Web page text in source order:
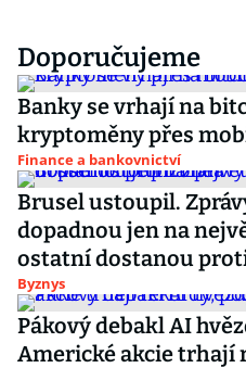
Doporučujeme
Banky se vrhají na
kryptoměny přes
Finance a bankovnictví
Brusel ustoupil.
dopadnou jen na
ostatní dostanou
Byznys
Pákový debakl AI
Americké akcie trhají